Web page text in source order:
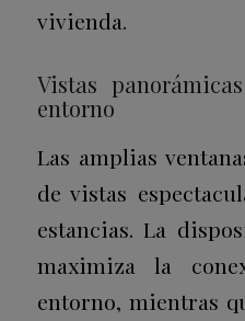
vivienda.
Vistas
entorno
Las amplias
de vistas
estancias. La
maximiza la
entorno, mientras